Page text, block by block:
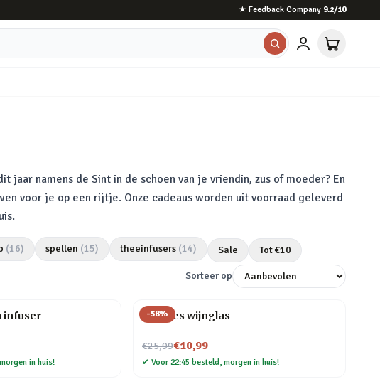
★ Feedback Company 9.2/10
namens de Sint in de schoen van je vriendin, zus of moeder? En
voor je op een rijtje. Onze cadeaus worden uit voorraad geleverd
(16) spellen (15) theeinfusers (14) Sale Tot €10
Sorteer op
infuser
in huis!
-58%
Wijnfles wijnglas
€25,99
Nu voor€10,99
✔ Voor 22:45 besteld, morgen in huis!